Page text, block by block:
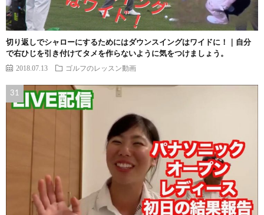
切り返しでシャローにするためにはダウンスイングはワイドに！｜自分
で右ひじを引き付けてタメを作らないように気をつけましょう。
2018.07.13 ゴルフのレッスン動画